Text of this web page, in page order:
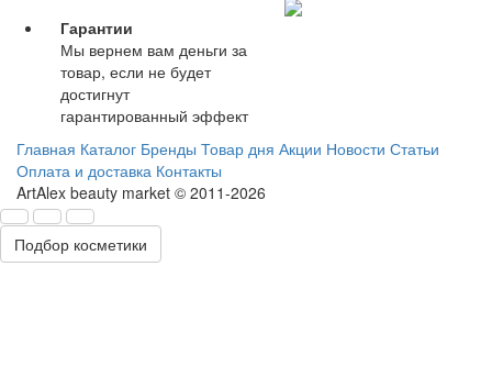
Гарантии
Мы вернем вам деньги за
товар, если не будет
достигнут
гарантированный эффект
Главная Каталог Бренды Товар дня Акции Новости Статьи
Оплата и доставка Контакты
ArtAlex beauty market © 2011-2026
Подбор косметики